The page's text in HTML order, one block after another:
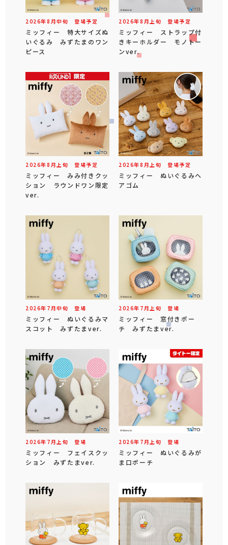
2026年8 月中旬 登場予定
ミッフィー 特大サイズぬ
いぐるみ みずたまのワン
ピース
2026年8 月 上旬 登場予定
ミッフィー ストラップ付
きキーホルダー モノトー
ンver.
2026年8 月 上旬 登場予定
ミッフィー みみ付きクッ
ション ラウンドワン限定
ver.
2026年8 月 上旬 登場予定
ミッフィー ぬいぐるみヘ
アゴム
2026年 7 月中旬 登場
ミッフィー ぬいぐるみマ
スコット みずたまver.
2026年 7 月 上旬 登場
ミッフィー 窓付きポー
チ みずたまver.
2026年 7 月 上旬 登場
ミッフィー フェイスクッ
ション みずたまver.
2026年 7 月 上旬 登場
ミッフィー ぬいぐるみが
ま口ポーチ